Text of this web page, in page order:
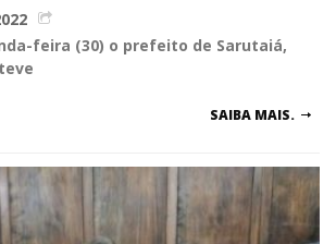
feira (30) o prefeito de Sarutaiá,
SAIBA MAIS.